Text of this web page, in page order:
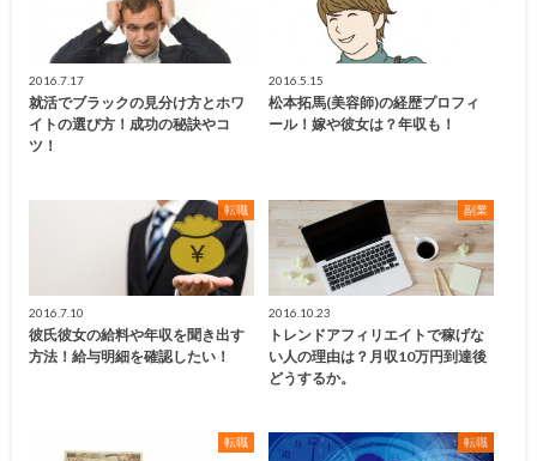
2016.7.17
就活でブラックの見分け方とホワ
イトの選び方！成功の秘訣やコ
ツ！
2016.5.15
松本拓馬(美容師)の経歴プロフィ
ール！嫁や彼女は？年収も！
転職
2016.7.10
彼氏彼女の給料や年収を聞き出す
方法！給与明細を確認したい！
副業
2016.10.23
トレンドアフィリエイトで稼げな
い人の理由は？月収10万円到達後
どうするか。
転職 転職